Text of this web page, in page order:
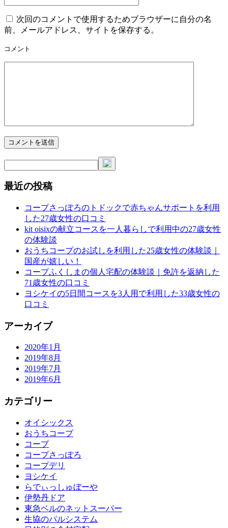
次回のコメントで使用するためブラウザーに自分の名
前、メールアドレス、サイトを保存する。
コメント
最近の投稿
コープさっぽろのトドックで赤ちゃんサポートを利用
した27歳女性の口コミ
kit oisixの献立コースを一人暮らしで利用中の27歳女性
の体験談
おうちコープのお試しを利用した25歳女性の体験談｜
国産が嬉しい！
コープふくしまの個人宅配の体験談｜免許を返納した
71歳女性の口コミ
ヨシケイの5日間コースを3人用で利用した33歳女性の
口コミ
アーカイブ
2020年1月
2019年8月
2019年7月
2019年6月
カテゴリー
オイシックス
おうちコープ
コープ
コープさっぽろ
コープデリ
ヨシケイ
らでぃっしゅぼーや
伊勢丹ドア
東急ベルのネットスーパー
生協のパルシステム